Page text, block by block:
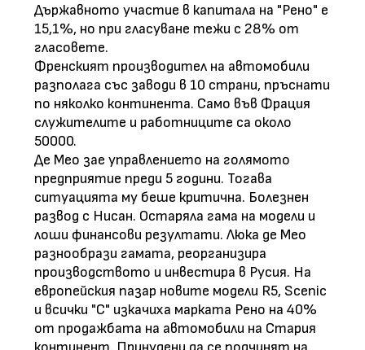
Държавното участие в капитала на "Рено" е
15,1%, но при гласуване тежи с 28% от
гласовете.
Френският производител на автомобили
разполага със заводи в 10 страни, пръснати
по няколко континента. Само във Фрация
служителите и работниците са около
50000.
Де Мео зае управлението на голямото
предприятие преди 5 години. Тогава
ситуацията му беше критична. Болезнен
развод с Нисан. Остаряла гама на модели и
лоши финансови резултати. Люка де Мео
разнообрази гамата, реорганизира
производството и инвестира в Русия. На
европейския пазар новите модели R5, Scenic
и всички "C" изкачиха марката Рено на 40%
от продажбата на автомобили на Стария